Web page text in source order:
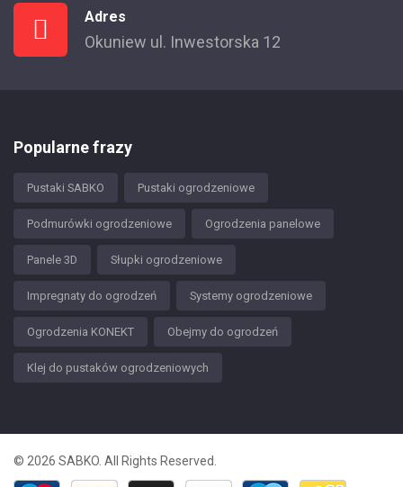
Adres
Okuniew ul. Inwestorska 12
Popularne frazy
Pustaki SABKO Pustaki ogrodzeniowe
Podmurówki ogrodzeniowe Ogrodzenia panelowe
Panele 3D Słupki ogrodzeniowe
Impregnaty do ogrodzeń Systemy ogrodzeniowe
Ogrodzenia KONEKT Obejmy do ogrodzeń
Klej do pustaków ogrodzeniowych
© 2026 SABKO. All Rights Reserved.